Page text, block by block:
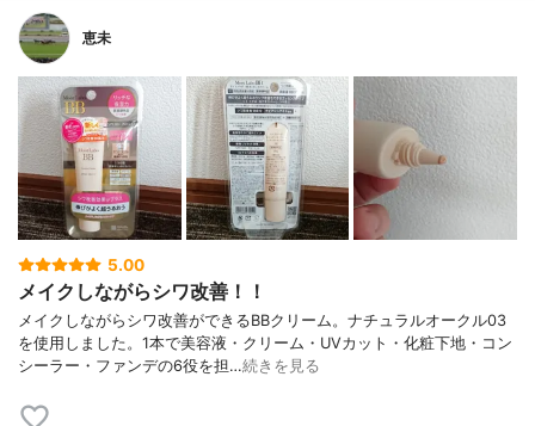
恵未
5.00
メイクしながらシワ改善！！
メイクしながらシワ改善ができるBBクリーム。ナチュラルオークル03
を使用しました。1本で美容液・クリーム・UVカット・化粧下地・コン
シーラー・ファンデの6役を担…続きを見る